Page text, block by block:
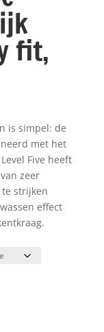
fit,
is simpel: de
met het
Five heeft
zeer
strijken
effect